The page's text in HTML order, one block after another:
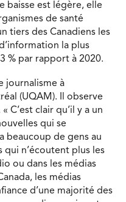
baisse est légère, elle
de santé
tiers des Canadiens les
la plus
% par rapport à 2020.
journalisme à
(UQAM). Il observe
C’est clair qu’il y a un
qui se
beaucoup de gens au
qui n’écoutent plus les
ou dans les médias
les médias
d’une majorité des